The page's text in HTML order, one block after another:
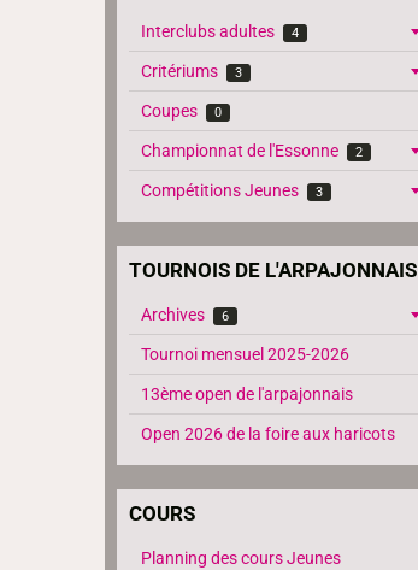
Interclubs adultes 4
Critériums 3
Coupes 0
Championnat de l'Essonne 2
Compétitions Jeunes 3
TOURNOIS DE L'ARPAJONNAIS
Archives 6
Tournoi mensuel 2025-2026
13ème open de l'arpajonnais
Open 2026 de la foire aux haricots
COURS
Planning des cours Jeunes